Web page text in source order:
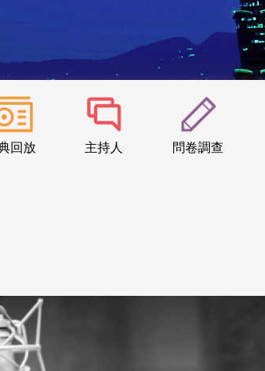
回放 主持人 問卷調查